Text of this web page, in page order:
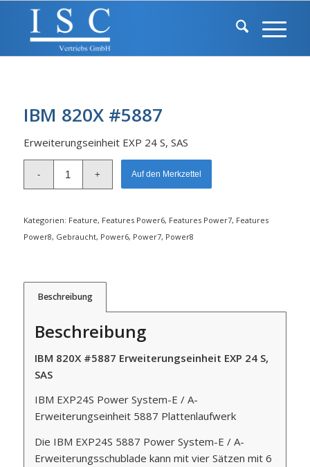
IBM 820X #5887
Erweiterungseinheit EXP 24 S, SAS
Auf den Merkzettel
Kategorien: Feature, Features Power6, Features Power7, Features
Power8, Gebraucht, Power6, Power7, Power8
Beschreibung
Beschreibung
IBM 820X #5887 Erweiterungseinheit EXP 24 S,
SAS
IBM EXP24S Power System-E / A-
Erweiterungseinheit 5887 Plattenlaufwerk
Die IBM EXP24S 5887 Power System-E / A-
Erweiterungsschublade kann mit vier Sätzen mit 6